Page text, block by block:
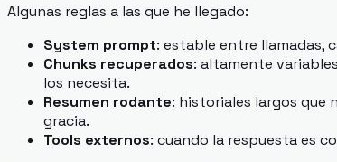
Algunas reglas a las que he llegado:
System prompt: estable entre llamadas,
Chunks recuperados: altamente
los necesita.
Resumen rodante: historiales largos que
gracia.
Tools externos: cuando la respuesta es